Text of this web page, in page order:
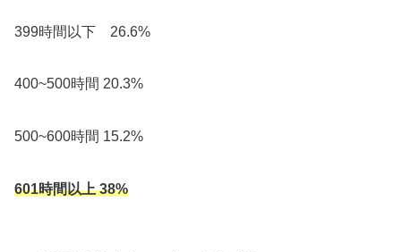
399時間以下 26.6%
400~500時間 20.3%
500~600時間 15.2%
601時間以上 38%